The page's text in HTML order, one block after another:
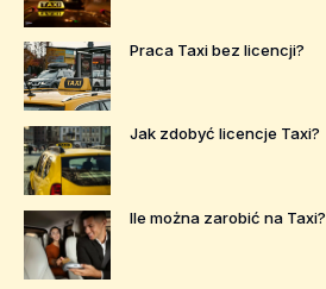
Praca Taxi bez licencji?
Jak zdobyć licencje Taxi?
Ile można zarobić na Taxi?